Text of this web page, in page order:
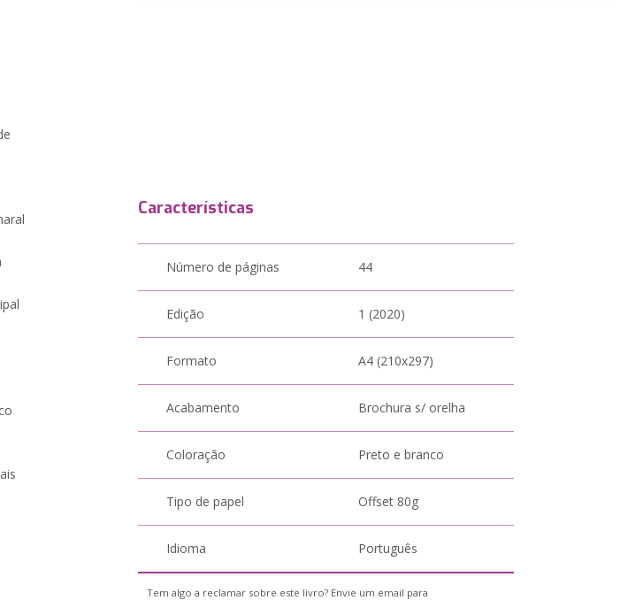
Características
Número de páginas 44
Edição 1 (2020)
Formato A4 (210x297)
Acabamento Brochura s/ orelha
Coloração Preto e branco
Tipo de papel Offset 80g
Idioma Português
Tem algo a reclamar sobre este livro? Envie um email para